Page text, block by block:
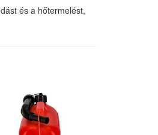
és a hőtermelést,